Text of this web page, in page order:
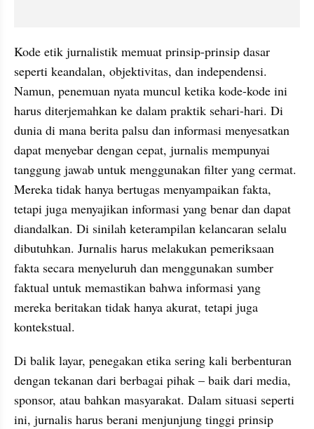
Kode etik jurnalistik memuat prinsip-prinsip dasar
seperti keandalan, objektivitas, dan independensi.
Namun, penemuan nyata muncul ketika kode-kode ini
harus diterjemahkan ke dalam praktik sehari-hari. Di
dunia di mana berita palsu dan informasi menyesatkan
dapat menyebar dengan cepat, jurnalis mempunyai
tanggung jawab untuk menggunakan filter yang cermat.
Mereka tidak hanya bertugas menyampaikan fakta,
tetapi juga menyajikan informasi yang benar dan dapat
diandalkan. Di sinilah keterampilan kelancaran selalu
dibutuhkan. Jurnalis harus melakukan pemeriksaan
fakta secara menyeluruh dan menggunakan sumber
faktual untuk memastikan bahwa informasi yang
mereka beritakan tidak hanya akurat, tetapi juga
kontekstual.
Di balik layar, penegakan etika sering kali berbenturan
dengan tekanan dari berbagai pihak – baik dari media,
sponsor, atau bahkan masyarakat. Dalam situasi seperti
ini, jurnalis harus berani menjunjung tinggi prinsip